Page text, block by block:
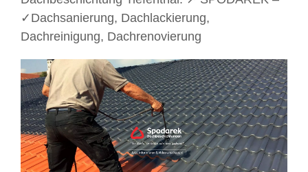
✓Dachsanierung, Dachlackierung,
Dachreinigung, Dachrenovierung